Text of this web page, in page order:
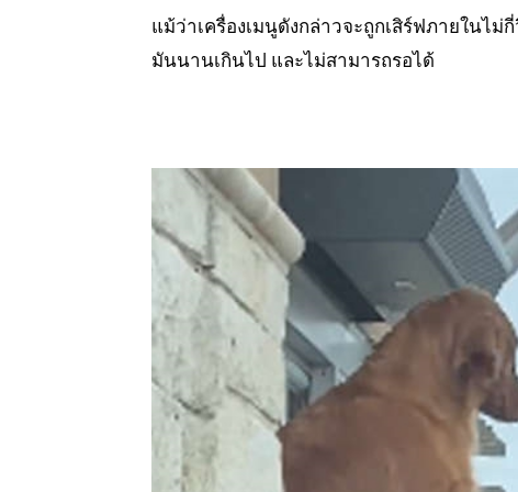
แม้ว่าเครื่องเมนูดังกล่าวจะถูกเสิร์ฟภายในไ
มันนานเกินไป และไม่สามารถรอได้